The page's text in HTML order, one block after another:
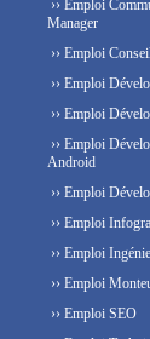
›› Emploi
Manager
›› Emploi
›› Emploi
›› Emploi
›› Emploi
Android
›› Emploi
›› Emploi
›› Emploi
›› Emploi
›› Emploi SEO